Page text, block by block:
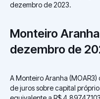
dezembro de 2023.
Monteiro
dezembro de
A Monteiro Aranha
de juros sobre capital